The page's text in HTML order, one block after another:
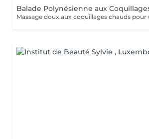
Balade Polynésienne aux